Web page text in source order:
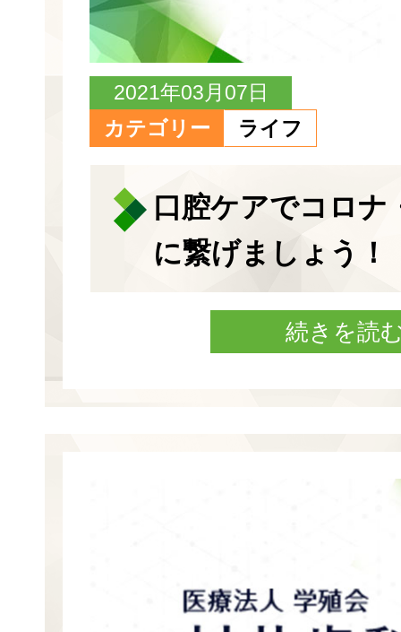
2021年03月07日
カテゴリー
ライフ
口腔ケアでコロナ
に繋げましょう！
続きを読